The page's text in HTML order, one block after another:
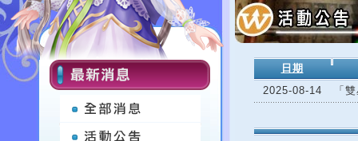
日期
2025-08-14
「